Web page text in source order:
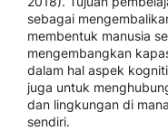
sebagai
membentuk manusia
mengembangkan
dalam hal aspek
juga untuk
dan lingkungan di
sendiri.